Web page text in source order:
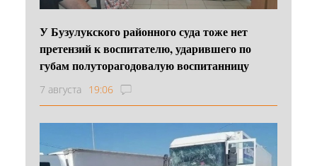
У Бузулукского районного суда тоже нет
претензий к воспитателю, ударившего по
губам полуторагодовалую воспитанницу
7 августа 19:06